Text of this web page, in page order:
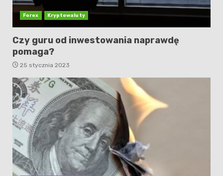
Forex Kryptowaluty
Czy guru od inwestowania naprawdę
pomaga?
25 stycznia 2023